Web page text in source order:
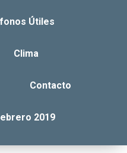
Útiles
Clima
Contacto
2019